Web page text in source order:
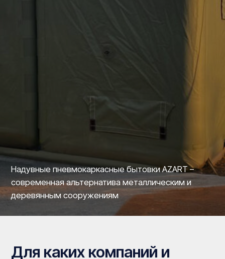
Для каких компаний и
отраслей подходит
Строительство